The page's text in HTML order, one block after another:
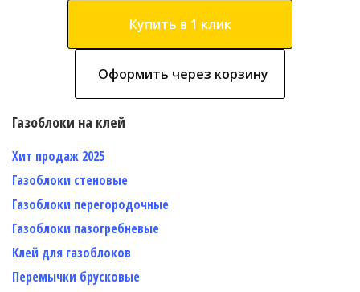
Купить в 1 клик
Оформить через корзину
Газоблоки на клей
Хит продаж 2025
Газоблоки стеновые
Газоблоки перегородочные
Газоблоки пазогребневые
Клей для газоблоков
Перемычки брусковые